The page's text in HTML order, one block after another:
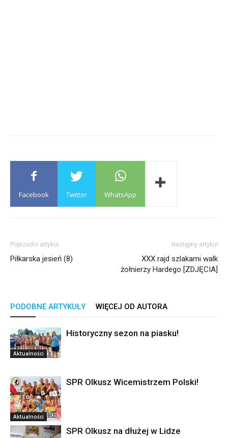
Facebook Twitter WhatsApp
Poprzedni artykuł
Piłkarska jesień (8)
Następny artykuł
XXX rajd szlakami walk
żołnierzy Hardego [ZDJĘCIA]
PODOBNE ARTYKUŁY WIĘCEJ OD AUTORA
Aktualności
Historyczny sezon na piasku!
Aktualności
SPR Olkusz Wicemistrzem Polski!
SPR Olkusz na dłużej w Lidze